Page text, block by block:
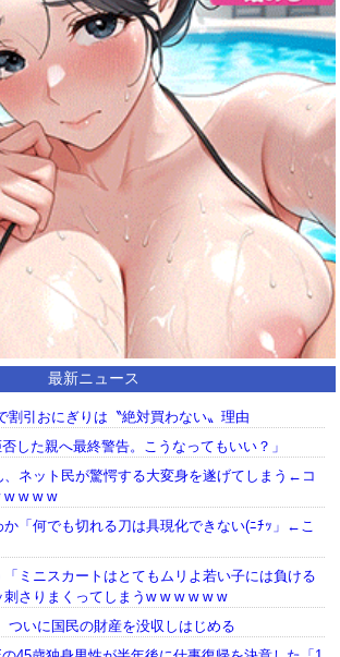
最新ニュース
割引おにぎりは〝絶対買わない〟理由
した親へ最終警告。こうなってもいい？」
、ネット民が驚愕する大変身を遂げてしまう←コ
w w w w
「何でも切れる刀は具現化できない(ﾆﾁｯ」←こ
「ミニスカートはとてもムリよ若い子には負ける
さりまくってしまうw w w w w w
ついに国民の財産を没収しはじめる